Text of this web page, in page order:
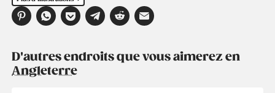
D'autres endroits que vous aimerez en
Angleterre